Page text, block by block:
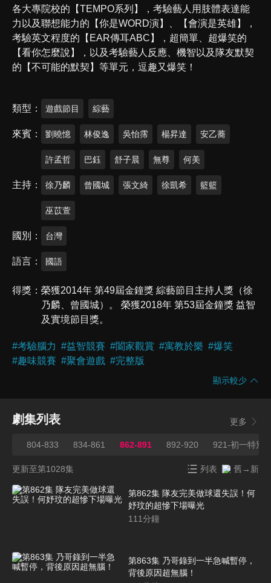
各大專院校的【TEMPO系列】，考驗藝人用肢體表達能
力以及聯想能力的【你是WORD演】、【會演是英雄】，
考驗英文程度的【EAR傳耳ABC】，超簡單、超爆笑的
【看你怎麼說】，以及考驗藝人反應、機智以及隊友默契
的【不可能的默契】等單元，逗趣又爆笑！
類型 遊戲節目 綜藝
來賓 劉曉憶 林俊逸 吳怡霈 楊昇達 安乙蕎
許孟哲 巴鈺 舒子晨 無尊 何美
主持 徐乃麟 曾國城 張文綺 徐凱希 籃籃
巫苡萱
國別 台灣
語言 國語
得獎
榮獲2014年 第49屆金鐘獎 綜藝節目主持人獎（徐
乃麟、曾國城）。 榮獲2018年 第53屆金鐘獎 益智
及實境節目獎。
#考驗腦力 #益智競賽 #闔家觀賞 #寓教於樂 #爆笑
#趣味競賽 #聚會遊戲 #完整版
顯示較少
劇集列表 更多
804-833 834-861 862-891 892-920 921-初一特別
更新至第1028集 列表 舊→新
第862集 隊友完美做球還失誤！何
妤玟的超慘下場曝光
111分鐘
第863集 乃哥錄到一半急喊暫停，
背後原因超無腦！